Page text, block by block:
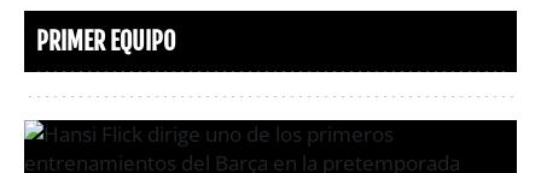
PRIMER EQUIPO